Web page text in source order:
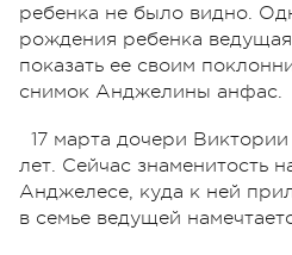
ребенка не было видно.
рождения ребенка
показать ее своим
снимок Анджелины анфас.
17 марта дочери
лет. Сейчас знаменитость
Анджелесе, куда к ней
в семье ведущей